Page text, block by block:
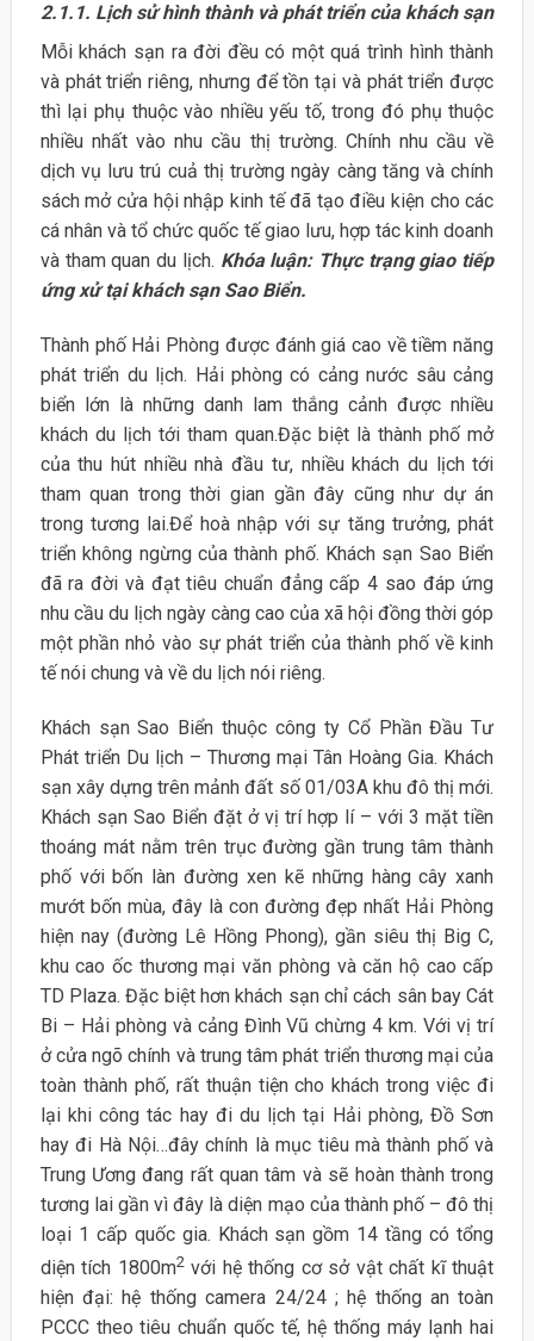
2.1.1. Lịch sử hình thành và phát triển của khách sạn
Mỗi khách sạn ra đời đều có một quá trình hình thành
và phát triển riêng, nhưng để tồn tại và phát triển được
thì lại phụ thuộc vào nhiều yếu tố, trong đó phụ thuộc
nhiều nhất vào nhu cầu thị trường. Chính nhu cầu về
dịch vụ lưu trú cuả thị trường ngày càng tăng và chính
sách mở cửa hội nhập kinh tế đã tạo điều kiện cho các
cá nhân và tổ chức quốc tế giao lưu, hợp tác kinh doanh
và tham quan du lịch. Khóa luận: Thực trạng giao tiếp
ứng xử tại khách sạn Sao Biển.
Thành phố Hải Phòng được đánh giá cao về tiềm năng
phát triển du lịch. Hải phòng có cảng nước sâu cảng
biển lớn là những danh lam thắng cảnh được nhiều
khách du lịch tới tham quan.Đặc biệt là thành phố mở
của thu hút nhiều nhà đầu tư, nhiều khách du lịch tới
tham quan trong thời gian gần đây cũng như dự án
trong tương lai.Để hoà nhập với sự tăng trưởng, phát
triển không ngừng của thành phố. Khách sạn Sao Biển
đã ra đời và đạt tiêu chuẩn đẳng cấp 4 sao đáp ứng
nhu cầu du lịch ngày càng cao của xã hội đồng thời góp
một phần nhỏ vào sự phát triển của thành phố về kinh
tế nói chung và về du lịch nói riêng.
Khách sạn Sao Biển thuộc công ty Cổ Phần Đầu Tư
Phát triển Du lịch – Thương mại Tân Hoàng Gia. Khách
sạn xây dựng trên mảnh đất số 01/03A khu đô thị mới.
Khách sạn Sao Biển đặt ở vị trí hợp lí – với 3 mặt tiền
thoáng mát nằm trên trục đường gần trung tâm thành
phố với bốn làn đường xen kẽ những hàng cây xanh
mướt bốn mùa, đây là con đường đẹp nhất Hải Phòng
hiện nay (đường Lê Hồng Phong), gần siêu thị Big C,
khu cao ốc thương mại văn phòng và căn hộ cao cấp
TD Plaza. Đặc biệt hơn khách sạn chỉ cách sân bay Cát
Bi – Hải phòng và cảng Đình Vũ chừng 4 km. Với vị trí
ở cửa ngõ chính và trung tâm phát triển thương mại của
toàn thành phố, rất thuận tiện cho khách trong việc đi
lại khi công tác hay đi du lịch tại Hải phòng, Đồ Sơn
hay đi Hà Nội…đây chính là mục tiêu mà thành phố và
Trung Ương đang rất quan tâm và sẽ hoàn thành trong
tương lai gần vì đây là diện mạo của thành phố – đô thị
loại 1 cấp quốc gia. Khách sạn gồm 14 tầng có tổng
diện tích 1800m2với hệ thống cơ sở vật chất kĩ thuật
hiện đại: hệ thống camera 24/24 ; hệ thống an toàn
PCCC theo tiêu chuẩn quốc tế, hệ thống máy lạnh hai